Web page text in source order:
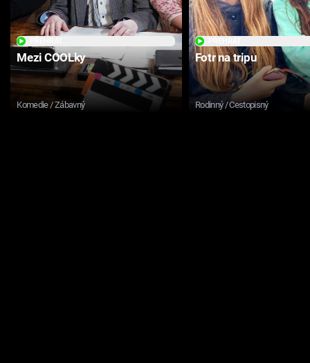
Mezi COOLky
Komedie / Zábavný
Fotr na tripu
Rodinný / Cestopisný